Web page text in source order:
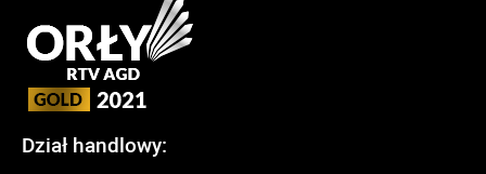
Dział handlowy: